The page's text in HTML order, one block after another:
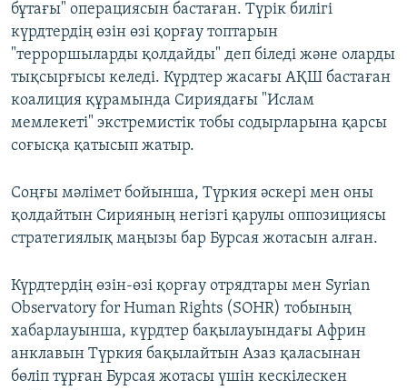
бұтағы" операциясын бастаған. Түрік билігі
күрдтердің өзін өзі қорғау топтарын
"терроршыларды қолдайды" деп біледі және оларды
тықсырғысы келеді. Күрдтер жасағы АҚШ бастаған
коалиция құрамында Сириядағы "Ислам
мемлекеті" экстремистік тобы содырларына қарсы
соғысқа қатысып жатыр.
Соңғы мәлімет бойынша, Түркия әскері мен оны
қолдайтын Сирияның негізгі қарулы оппозициясы
стратегиялық маңызы бар Бурсая жотасын алған.
Күрдтердің өзін-өзі қорғау отрядтары мен Syrian
Observatory for Human Rights (SOHR) тобының
хабарлауынша, күрдтер бақылауындағы Африн
анклавын Түркия бақылайтын Азаз қаласынан
бөліп тұрған Бурсая жотасы үшін кескілескен